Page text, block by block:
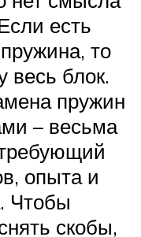
есть
то
весь блок.
пружин
– весьма
опыта и
Чтобы
скобы,